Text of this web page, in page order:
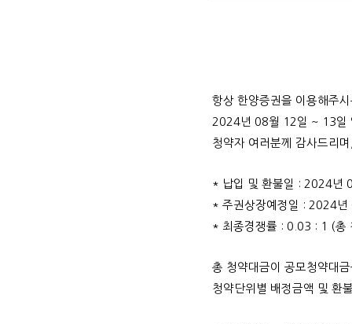
항상 한양증권을 이용해주
2024년 08월 12일 ~ 13일
청약자 여러분께 감사드리
* 납입 및 환불일 : 2024년
* 주권상장예정일 : 2024
* 최종경쟁률 : 0.03 : 1 (총
총 청약대금이 공모청약대
청약단위별 배정금액 및 환